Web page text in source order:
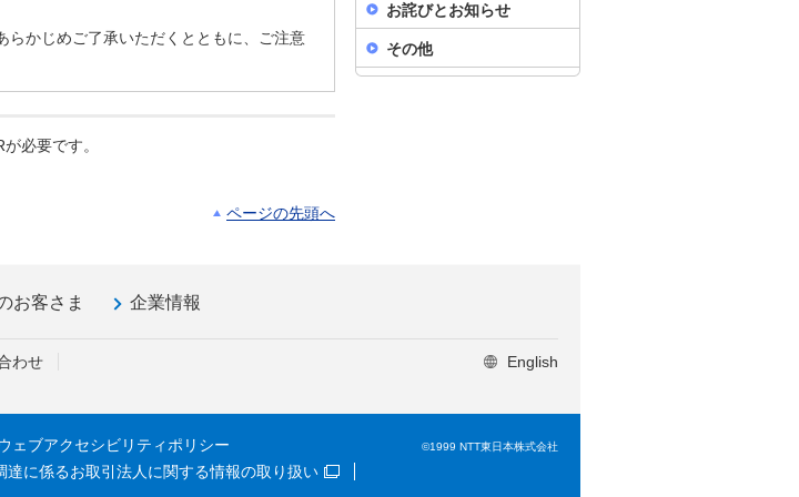
らかじめご了承いただくとともに、ご注意
必要です。
ページの先頭へ
お詫びとお知らせ
その他
お客さま 企業情報
わせ English
ェブアクセシビリティポリシー
達に係るお取引法人に関する情報の取り扱い
©1999 NTT東日本株式会社